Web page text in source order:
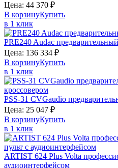
Цена: 44 370 ₽
В корзинуКупить
в 1 клик
PRE240 Audac
Цена: 136 334 ₽
В корзинуКупить
в 1 клик
PSS-31 CVGaudio
Цена: 25 047 ₽
В корзинуКупить
в 1 клик
ARTIST 624 Plus Volta
аудиоинтерфейсом